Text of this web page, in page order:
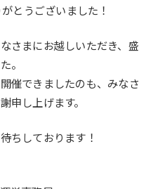
とうございました！
さまにお越しいただき、盛
。
催できましたのも、みなさ
申し上げます。
ちしております！